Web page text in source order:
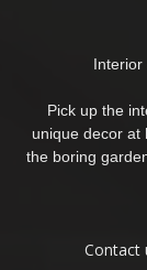
Interior
Pick up the
unique decor at
the boring
Contact